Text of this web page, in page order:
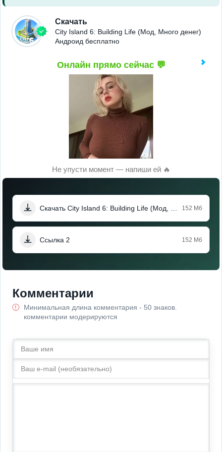
Скачать
City Island 6: Building Life (Мод, Много денег)
Андроид бесплатно
Онлайн прямо сейчас 💬
Не упусти момент — напиши ей 🔥
152 Мб
Ссылка 2 152 Мб
Комментарии
Минимальная длина комментария - 50 знаков.
комментарии модерируются